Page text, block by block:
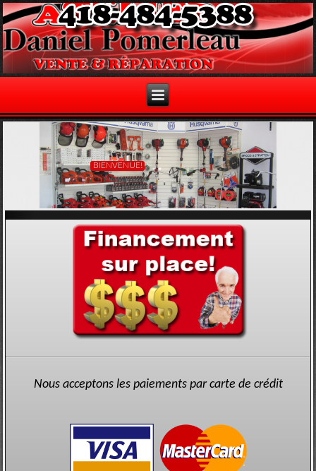
BIENVENUE!
Nous acceptons les paiements par carte de crédit